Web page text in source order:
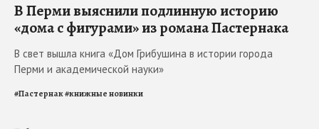
В Перми выяснили подлинную историю
«дома с фигурами» из романа Пастернака
В свет вышла книга «Дом Грибушина в истории города
Перми и академической науки»
#Пастернак#книжные новинки